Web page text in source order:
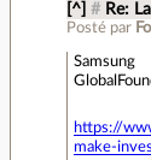
[^] # Re:
Posté par
https://
make-